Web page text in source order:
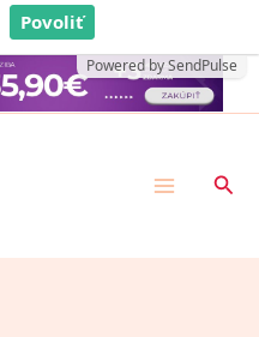
Povoliť
Powered by SendPulse